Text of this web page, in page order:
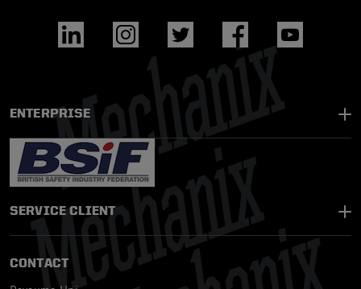
ENTERPRISE
SERVICE CLIENT
CONTACT